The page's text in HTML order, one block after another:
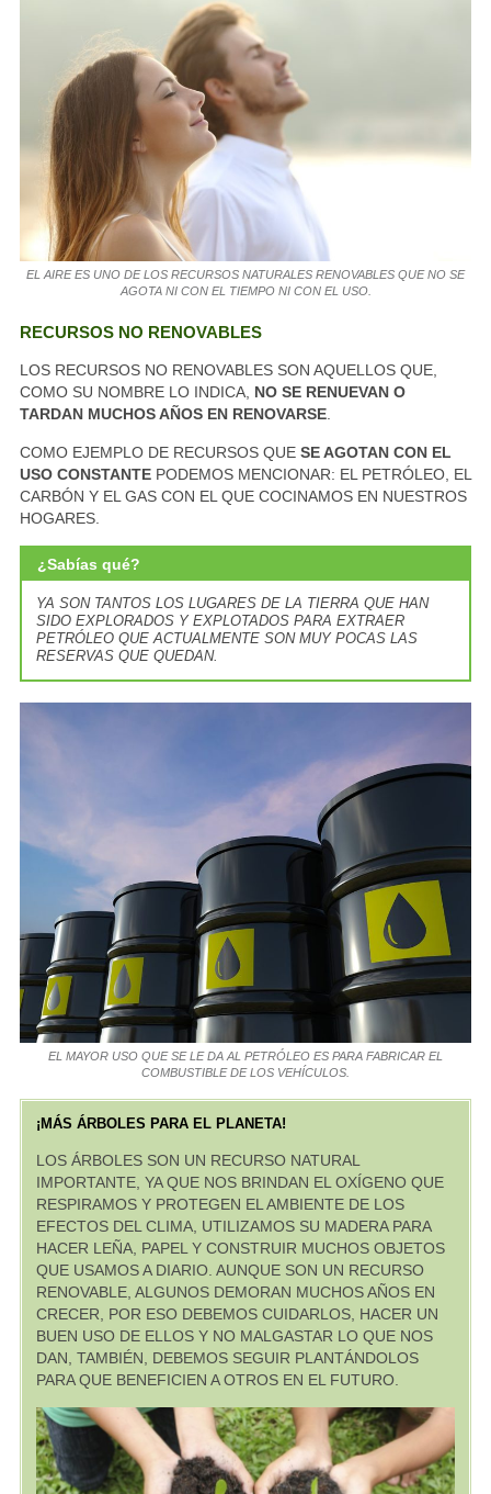
EL AIRE ES UNO DE LOS RECURSOS NATURALES RENOVABLES QUE NO SE
AGOTA NI CON EL TIEMPO NI CON EL USO.
RECURSOS NO RENOVABLES
LOS RECURSOS NO RENOVABLES SON AQUELLOS QUE,
COMO SU NOMBRE LO INDICA, NO SE RENUEVAN O
TARDAN MUCHOS AÑOS EN RENOVARSE.
COMO EJEMPLO DE RECURSOS QUE SE AGOTAN CON EL
USO CONSTANTEPODEMOS MENCIONAR: EL PETRÓLEO, EL
CARBÓN Y EL GAS CON EL QUE COCINAMOS EN NUESTROS
HOGARES.
¿Sabías qué?
YA SON TANTOS LOS LUGARES DE LA TIERRA QUE HAN
SIDO EXPLORADOS Y EXPLOTADOS PARA EXTRAER
PETRÓLEO QUE ACTUALMENTE SON MUY POCAS LAS
RESERVAS QUE QUEDAN.
EL MAYOR USO QUE SE LE DA AL PETRÓLEO ES PARA FABRICAR EL
COMBUSTIBLE DE LOS VEHÍCULOS.
¡MÁS ÁRBOLES PARA EL PLANETA!
LOS ÁRBOLES SON UN RECURSO NATURAL
IMPORTANTE, YA QUE NOS BRINDAN EL OXÍGENO QUE
RESPIRAMOS Y PROTEGEN EL AMBIENTE DE LOS
EFECTOS DEL CLIMA, UTILIZAMOS SU MADERA PARA
HACER LEÑA, PAPEL Y CONSTRUIR MUCHOS OBJETOS
QUE USAMOS A DIARIO. AUNQUE SON UN RECURSO
RENOVABLE, ALGUNOS DEMORAN MUCHOS AÑOS EN
CRECER, POR ESO DEBEMOS CUIDARLOS, HACER UN
BUEN USO DE ELLOS Y NO MALGASTAR LO QUE NOS
DAN, TAMBIÉN, DEBEMOS SEGUIR PLANTÁNDOLOS
PARA QUE BENEFICIEN A OTROS EN EL FUTURO.